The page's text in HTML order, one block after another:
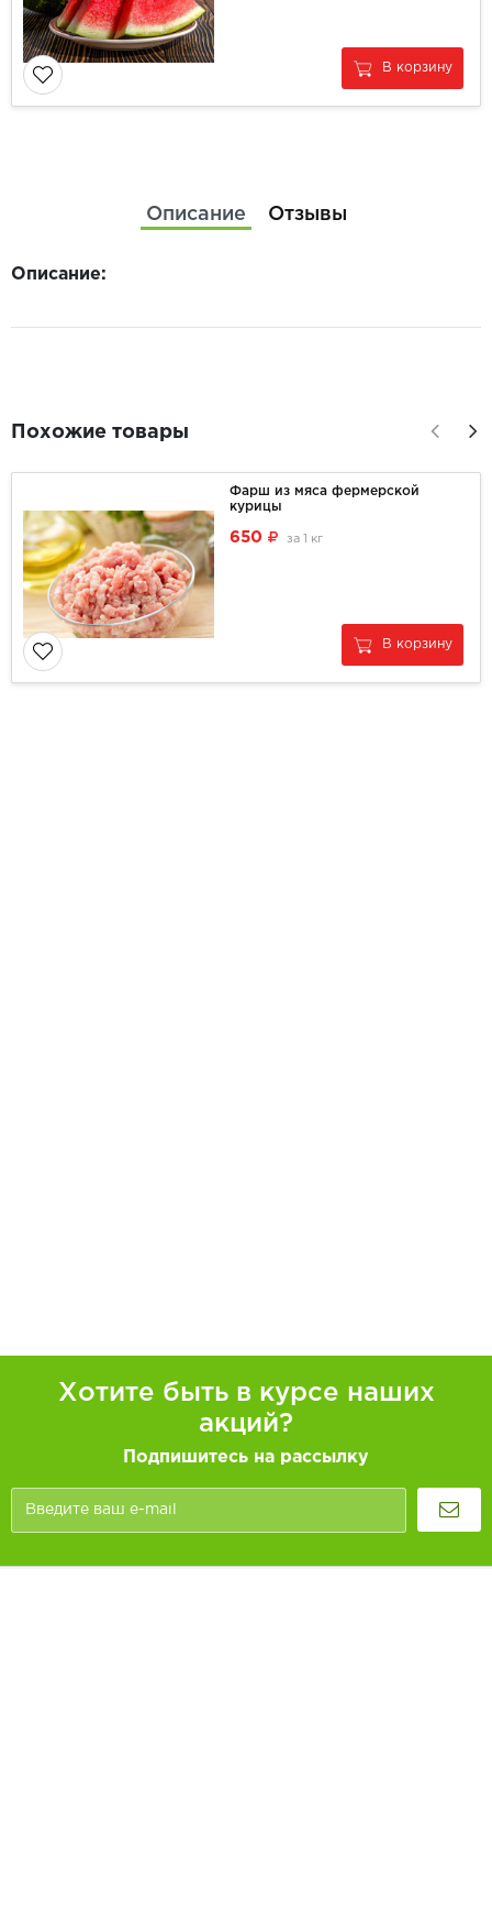
В корзину
Описание Отзывы
Описание:
Похожие товары
Фарш из мяса фермерской
курицы
650 за 1 кг
В корзину
Хотите быть в курсе наших
акций?
Подпишитесь на рассылку